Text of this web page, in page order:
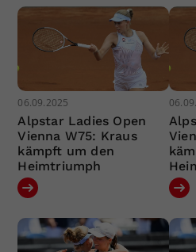
06.09.2025
Alpstar Ladies Open
Vienna W75: Kraus
kämpft um den
Heimtriumph